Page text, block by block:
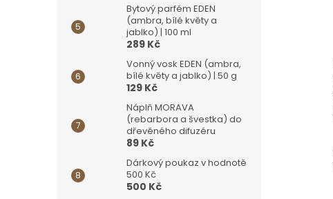
Bytový parfém EDEN
(ambra, bílé květy a
jablko) | 100 ml
289 Kč
Vonný vosk EDEN (ambra,
bílé květy a jablko) | 50 g
129 Kč
Náplň MORAVA
(rebarbora a švestka) do
dřevěného difuzéru
89 Kč
Dárkový poukaz v hodnotě
500 Kč
500 Kč